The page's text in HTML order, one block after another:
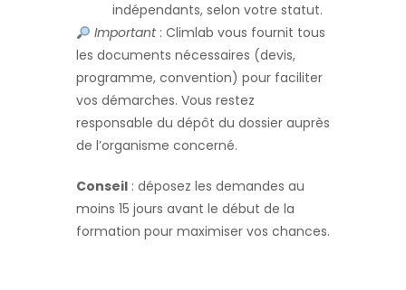
indépendants, selon votre statut.
Important: Climlab vous fournit tous
les documents nécessaires (devis,
programme, convention) pour faciliter
vos démarches. Vous restez
responsable du dépôt du dossier auprès
de l’organisme concerné.
Conseil : déposez les demandes au
moins 15 jours avant le début de la
formation pour maximiser vos chances.